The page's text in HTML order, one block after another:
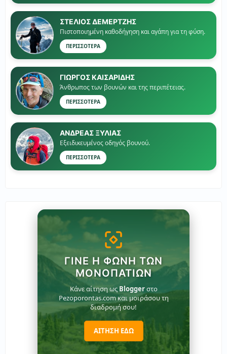
ΣΤΕΛΙΟΣ ΔΕΜΕΡΤΖΗΣ
Πιστοποιημένη καθοδήγηση και αγάπη για τη φύση.
ΠΕΡΙΣΣΟΤΕΡΑ
ΓΙΏΡΓΟΣ ΚΑΙΣΑΡΙΔΗΣ
Άνθρωπος των βουνών και της περιπέτειας.
ΠΕΡΙΣΣΟΤΕΡΑ
ΑΝΔΡΕΑΣ ΞΥΛΙΑΣ
Εξειδικευμένος οδηγός βουνού.
ΠΕΡΙΣΣΟΤΕΡΑ
ΓΊΝΕ Η ΦΩΝΉ ΤΩΝ
ΜΟΝΟΠΑΤΙΏΝ
Κάνε αίτηση ως Bloggerστο
Pezoporontas.com και μοιράσου τη
διαδρομή σου!
ΑΙΤΗΣΗ ΕΔΩ